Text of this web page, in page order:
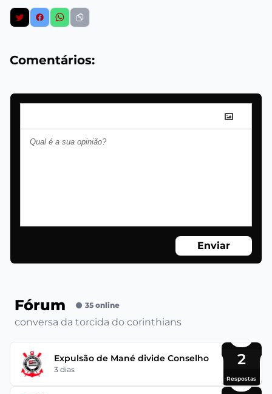
Comentários:
Enviar
Fórum 35 online
conversa da torcida do corinthians
Expulsão de Mané divide Conselho
3 dias
2
Respostas